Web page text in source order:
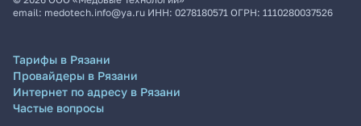
email: medotech.info@ya.ru ИНН: 0278180571 ОГРН: 1110280037526
Тарифы в Рязани
Провайдеры в Рязани
Интернет по адресу в Рязани
Частые вопросы